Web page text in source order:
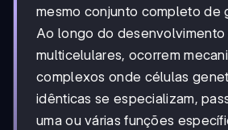
mesmo conjunto completo de
Ao longo do desenvolvimento
multicelulares, ocorrem
complexos onde células
idênticas se especializam,
uma ou várias funções